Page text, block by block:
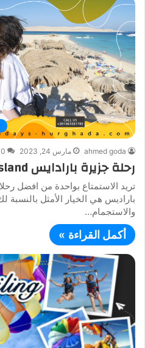
ahmed goda مارس 24, 2023 0
رحلة جزيرة بارادايس Paradise Island
تريد الاستمتاع بواحدة من افضل
باراديس هي الخيار الأمثل بالنسبة
والاستجمام…
أكمل القراءة »